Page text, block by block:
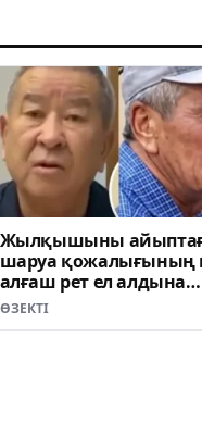
Жылқышыны
шаруа қожалығының
алғаш рет ел алдына
шықты (ВИДЕО)
ӨЗЕКТІ